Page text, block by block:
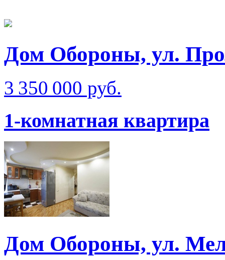
Дом Обороны, ул.
3 350 000 руб.
1-комнатная квартира
Дом Обороны, ул.